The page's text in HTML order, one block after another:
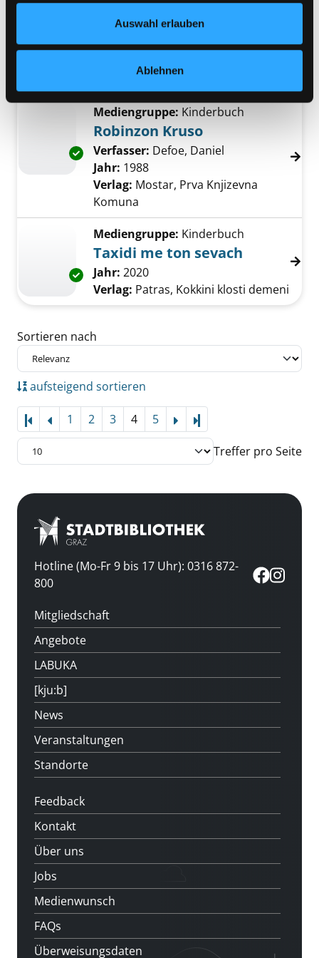
Auswahl erlauben
Ablehnen
Exemplar-Details von Robinson Crusoe
Daniel Defoe
Verfasser:Defoe, DanielSuche nach
2025 Verlag:
Einfach lesen!
Exemplar-Details von Robinzon Kruso
Mediengruppe: Kinderbuch
Robinzon Kruso
Verfasser: Defoe, Daniel Suche nach
Jahr: 1988
Verlag: Mostar, Prva Knjizevna
Komuna
Exemplar-Details von Taxidi me ton sevach
Mediengruppe: Kinderbuch
Taxidi me ton sevach
Suche nach diesem Verfasser
Jahr: 2020
Verlag: Patras, Kokkini klosti demeni
Zu den Suchfiltern springen
Sortieren nach
aufsteigend sortieren
1 2 3 4 5
Treffer pro Seite
Hotline (Mo-Fr 9 bis 17 Uhr): 0316 872-
800
Mitgliedschaft
Angebote
LABUKA
[kju:b]
News
Veranstaltungen
Standorte
Feedback
Kontakt
Über uns
Jobs
Medienwunsch
FAQs
Überweisungsdaten